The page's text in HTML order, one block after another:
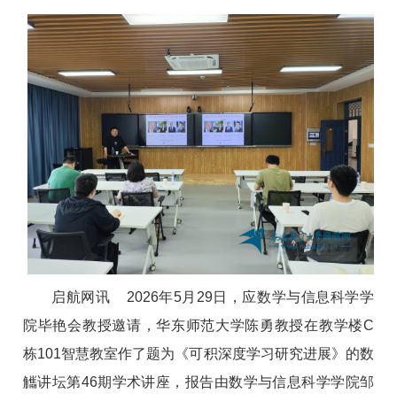
启航网讯 2026年5月29日，应数学与信息科学学
院毕艳会教授邀请，华东师范大学陈勇教授在教学楼C
栋101智慧教室作了题为《可积深度学习研究进展》的数
觿讲坛第46期学术讲座，报告由数学与信息科学学院邹